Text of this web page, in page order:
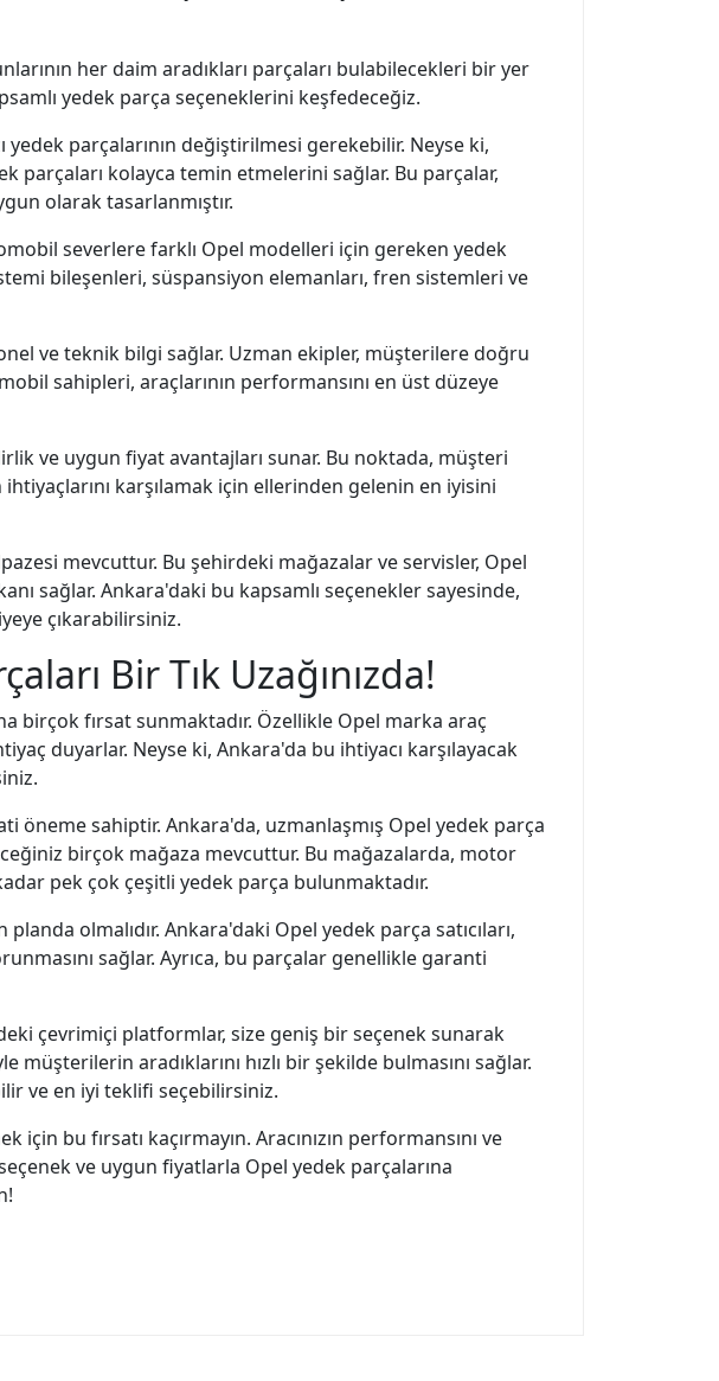
her daim aradıkları parçaları bulabilecekleri bir yer
yedek parça seçeneklerini keşfedeceğiz.
yedek parçalarının değiştirilmesi gerekebilir. Neyse ki,
parçaları kolayca temin etmelerini sağlar. Bu parçalar,
olarak tasarlanmıştır.
severlere farklı Opel modelleri için gereken yedek
bileşenleri, süspansiyon elemanları, fren sistemleri ve
ve teknik bilgi sağlar. Uzman ekipler, müşterilere doğru
sahipleri, araçlarının performansını en üst düzeye
ve uygun fiyat avantajları sunar. Bu noktada, müşteri
karşılamak için ellerinden gelenin en iyisini
mevcuttur. Bu şehirdeki mağazalar ve servisler, Opel
sağlar. Ankara'daki bu kapsamlı seçenekler sayesinde,
çıkarabilirsiniz.
Bir Tık Uzağınızda!
fırsat sunmaktadır. Özellikle Opel marka araç
duyarlar. Neyse ki, Ankara'da bu ihtiyacı karşılayacak
öneme sahiptir. Ankara'da, uzmanlaşmış Opel yedek parça
birçok mağaza mevcuttur. Bu mağazalarda, motor
pek çok çeşitli yedek parça bulunmaktadır.
olmalıdır. Ankara'daki Opel yedek parça satıcıları,
sağlar. Ayrıca, bu parçalar genellikle garanti
çevrimiçi platformlar, size geniş bir seçenek sunarak
aradıklarını hızlı bir şekilde bulmasını sağlar.
ve en iyi teklifi seçebilirsiniz.
bu fırsatı kaçırmayın. Aracınızın performansını ve
ve uygun fiyatlarla Opel yedek parçalarına